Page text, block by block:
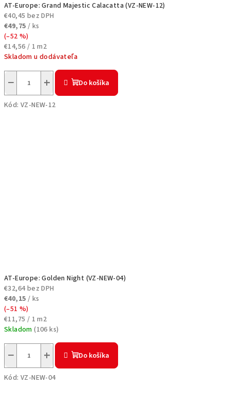
AT-Europe: Grand Majestic Calacatta (VZ-NEW-12)
€40,45 bez DPH
€49,75 / ks
(–52 %)
Jednotková
cena:
€14,56 / 1 m2
Skladom u dodávateľa
+
− Do košíka
Kód: VZ-NEW-12
AT-Europe: Golden Night (VZ-NEW-04)
€32,64 bez DPH
€40,15 / ks
(–51 %)
Jednotková
cena:
€11,75 / 1 m2
Skladom(106 ks)
+
− Do košíka
Kód: VZ-NEW-04